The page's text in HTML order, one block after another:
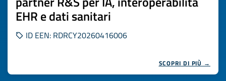
EHR e dati sanitari
ID EEN: RDRCY20260416006
SCOPRI DI PIÙ →